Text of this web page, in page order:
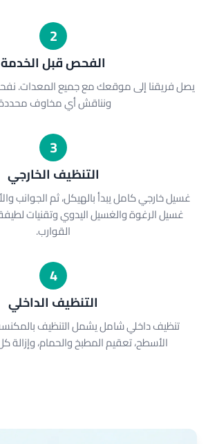
2
الفحص قبل الخدمة
يصل فريقنا إلى موقعك مع جميع المعدات.
ونناقش أي مخاوف
3
التنظيف الخارجي
غسيل خارجي كامل يبدأ بالهيكل، ثم الجوانب
غسيل الرغوة والغسيل اليدوي وتقنيات
القوارب.
4
التنظيف الداخلي
تنظيف داخلي شامل يشمل التنظيف
الأسطح، تعقيم المطبخ والحمام، وإزالة